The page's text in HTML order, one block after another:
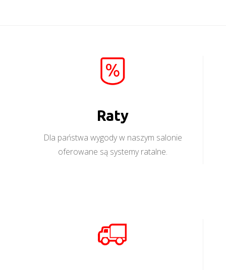
Raty
Dla państwa wygody w naszym salonie
oferowane są systemy ratalne.